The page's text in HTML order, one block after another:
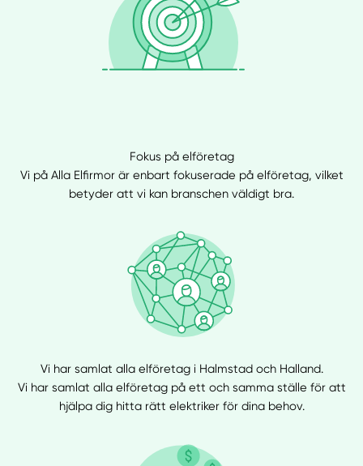
Fokus på elföretag
Vi på Alla Elfirmor är enbart fokuserade på elföretag, vilket
betyder att vi kan branschen väldigt bra.
Vi har samlat alla elföretag i Halmstad och Halland.
Vi har samlat alla elföretag på ett och samma ställe för att
hjälpa dig hitta rätt elektriker för dina behov.